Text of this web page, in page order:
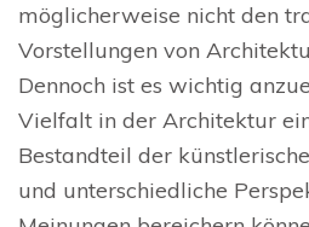
möglicherweise nicht den
Vorstellungen von
Dennoch ist es wichtig
Vielfalt in der Architektur
Bestandteil der
und unterschiedliche